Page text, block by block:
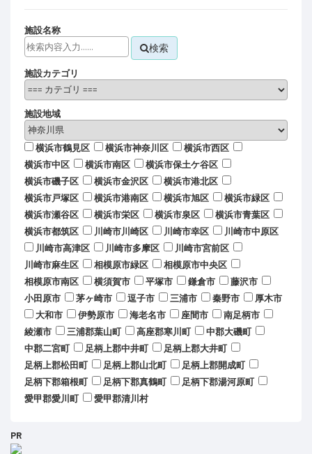
施設名称
検索
施設カテゴリ
施設地域
横浜市鶴見区 横浜市神奈川区
横浜市西区
横浜市中区
横浜市南区
横浜市保土ケ谷区
横浜市磯子区
横浜市金沢区
横浜市港北区
横浜市戸塚区
横浜市港南区 横浜市旭区
横浜市緑区
横浜市瀬谷区
横浜市栄区 横浜市泉区
横浜市青葉区
横浜市都筑区
川崎市川崎区 川崎市幸区
川崎市中原区
川崎市高津区
川崎市多摩区
川崎市宮前区
川崎市麻生区
相模原市緑区
相模原市中央区
相模原市南区
横須賀市 平塚市 鎌倉市
藤沢市
小田原市
茅ヶ崎市 逗子市 三浦市 秦野市
厚木市
大和市
伊勢原市 海老名市 座間市
南足柄市
綾瀬市
三浦郡葉山町 高座郡寒川町
中郡大磯町
中郡二宮町
足柄上郡中井町
足柄上郡大井町
足柄上郡松田町
足柄上郡山北町
足柄上郡開成町
足柄下郡箱根町
足柄下郡真鶴町
足柄下郡湯河原町
愛甲郡愛川町
愛甲郡清川村
PR